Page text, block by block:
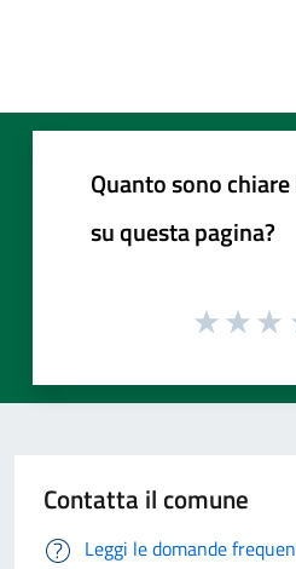
Quanto sono
su questa pagina?
Contatta il comune
Leggi le domande